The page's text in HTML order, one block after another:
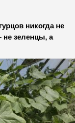
никогда не
не зеленцы, а